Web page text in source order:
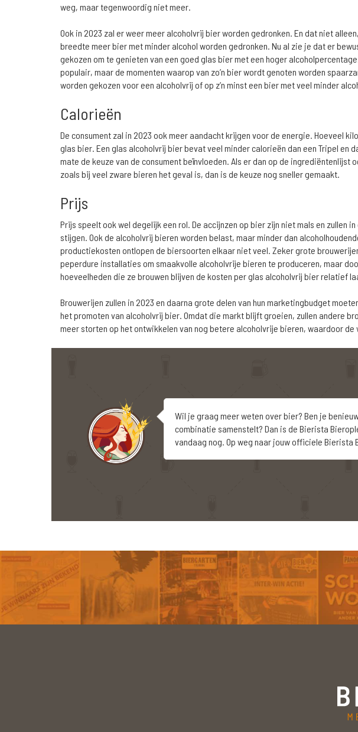
weg, maar tegenwoordig niet meer.
Ook in 2023 zal er weer meer alcoholvrij bier worden gedronken. En dat niet
breedte meer bier met minder alcohol worden gedronken. Nu al zie je dat er
gekozen om te genieten van een goed glas bier met een hoger
populair, maar de momenten waarop van zo’n bier wordt genoten worden
worden gekozen voor een alcoholvrij of op z’n minst een bier met veel minder
Calorieën
De consument zal in 2023 ook meer aandacht krijgen voor de energie. Hoeveel
glas bier. Een glas alcoholvrij bier bevat veel minder calorieën dan een Tripel en
mate de keuze van de consument beïnvloeden. Als er dan op de ingrediëntenlijst
zoals bij veel zware bieren het geval is, dan is de keuze nog sneller gemaakt.
Prijs
Prijs speelt ook wel degelijk een rol. De accijnzen op bier zijn niet mals en zullen
stijgen. Ook de alcoholvrij bieren worden belast, maar minder dan
productiekosten ontlopen de biersoorten elkaar niet veel. Zeker grote
peperdure installaties om smaakvolle alcoholvrije bieren te produceren, maar
hoeveelheden die ze brouwen blijven de kosten per glas alcoholvrij bier relatief
Brouwerijen zullen in 2023 en daarna grote delen van hun marketingbudget
het promoten van alcoholvrij bier. Omdat die markt blijft groeien, zullen andere
meer storten op het ontwikkelen van nog betere alcoholvrije bieren, waardoor
Wil je graag meer weten over bier? Ben je
combinatie samenstelt? Dan is de Bierista
vandaag nog. Op weg naar jouw officiele Bierista